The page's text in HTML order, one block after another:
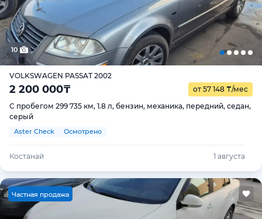
10
VOLKSWAGEN PASSAT 2002
2 200 000₸ от 57 148 ₸/мес
С пробегом 299 735 км, 1.8 л, бензин, механика, передний, седан,
серый
Aster Check Осмотрено
Костанай 1 августа
Частная продажа